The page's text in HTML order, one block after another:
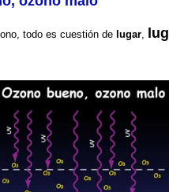
todo es cuestión de lugar,